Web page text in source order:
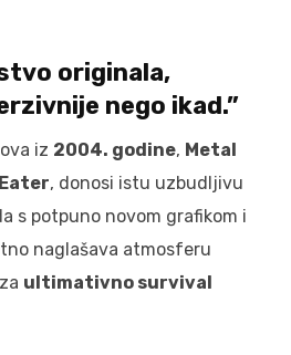
originala,
nego ikad.”
iz 2004. godine, Metal
, donosi istu uzbudljivu
s potpuno novom grafikom i
naglašava atmosferu
ultimativno survival